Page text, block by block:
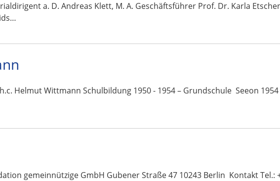
a. D. Andreas Klett, M. A. Geschäftsführer Prof. Dr. Karla
Helmut Wittmann Schulbildung 1950 - 1954 – Grundschule Seeon
gemeinnützige GmbH Gubener Straße 47 10243 Berlin Kontakt Tel.: